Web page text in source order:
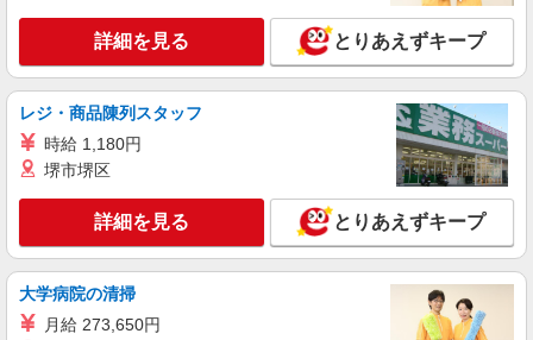
時給1500円〜2125円 ＜日払い有/週払い有/交
通費全支給(ガソリン代含む)＞
笛吹市
キープ 詳細を見る
派遣社員
＜面接なし＞デイサービスでリハビリ補助・送
迎など＊笛吹市
時給1500円〜2125円 ＜日払い有/週払い有/交
詳細を見る とりあえずキープ
レジ・商品陳列スタッフ
時給 1,180円
堺市堺区
詳細を見る とりあえずキープ
大学病院の清掃
月給 273,650円